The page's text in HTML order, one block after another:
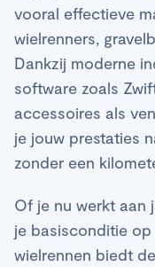
vooral effectieve
wielrenners,
Dankzij moderne
software zoals
accessoires als
je jouw prestaties
zonder een
Of je nu werkt aan
je basisconditie
wielrennen biedt